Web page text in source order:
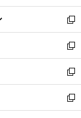
開
く
ウ
で
開
く
ン
ド
ウ
で
開
く
ウ
ィ
ン
ド
ウ
で
開
く
新
し
い
ウ
ィ
ン
ド
ウ
新
し
い
ウ
ィ
ン
新
し
い
ウ
新
し